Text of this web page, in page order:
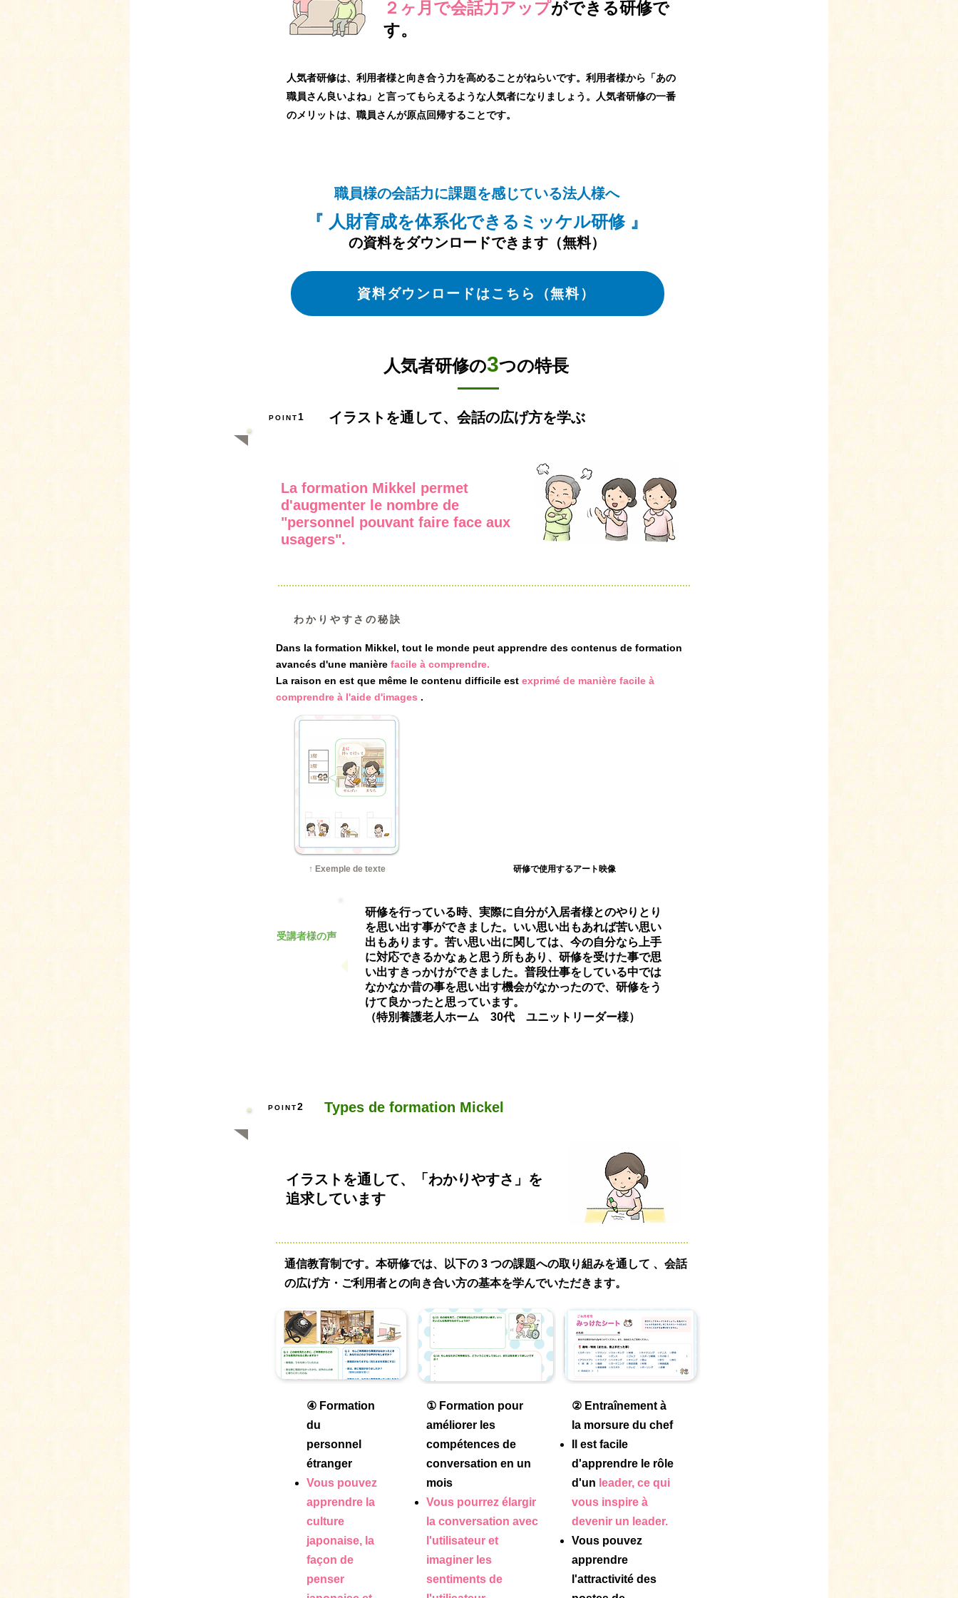
​２ヶ月で会話力アップができる研修で
す。
人気者研修は、利用者様と向き合う力を高めることがねらいです。利用者様から「あの
職員さん良いよね」と言ってもらえるような人気者になりましょう。人気者研修の⼀番
のメリットは、職員さんが原点回帰することです。
職員様の会話力に課題を感じている法人様へ
『 人財育成を体系化できるミッケル研修 』
の資料をダウンロードできます（無料）
資料ダウンロードはこちら（無料）
人気者研修の3つの特長
POINT 1 イラストを通して、会話の広げ方を学ぶ
La formation Mikkel permet
d'augmenter le nombre de
"personnel pouvant faire face aux
usagers".
わかりやすさの秘訣
Dans la formation Mikkel, tout le monde peut apprendre des contenus de formation
avancés d'une manière facile à comprendre.
La raison en est que même le contenu difficile est exprimé de manière facile à
comprendre à l'aide d'images .
↑ Exemple de texte 研修で使用するアート映像
受講者様の声
研修を行っている時、実際に自分が入居者様とのやりとり
を思い出す事ができました。いい思い出もあれば苦い思い
出もあります。苦い思い出に関しては、今の自分なら上手
に対応できるかなぁと思う所もあり、研修を受けた事で思
い出すきっかけができました。普段仕事をしている中では
なかなか昔の事を思い出す機会がなかったので、研修をう
けて良かったと思っています。
（特別養護老人ホーム 30代 ユニットリーダー様）
POINT2 Types de formation Mickel
イラストを通して、「わかりやすさ」を
追求しています
通信教育制です。本研修では、以下の 3 つの課題への取り組みを通して 、会話
の広げ方・ご利用者との向き合い方の基本を学んでいただきます。
④ Formation
du
personnel
étranger
Vous pouvez
apprendre la
culture
japonaise, la
façon de
penser
① Formation pour
améliorer les
compétences de
conversation en un
mois
Vous pourrez élargir
la conversation avec
l'utilisateur et
imaginer les
sentiments de
② Entraînement à
la morsure du chef
Il est facile
d'apprendre le rôle
d'un leader, ce qui
vous inspire à
devenir un leader.
Vous pouvez
apprendre
l'attractivité des